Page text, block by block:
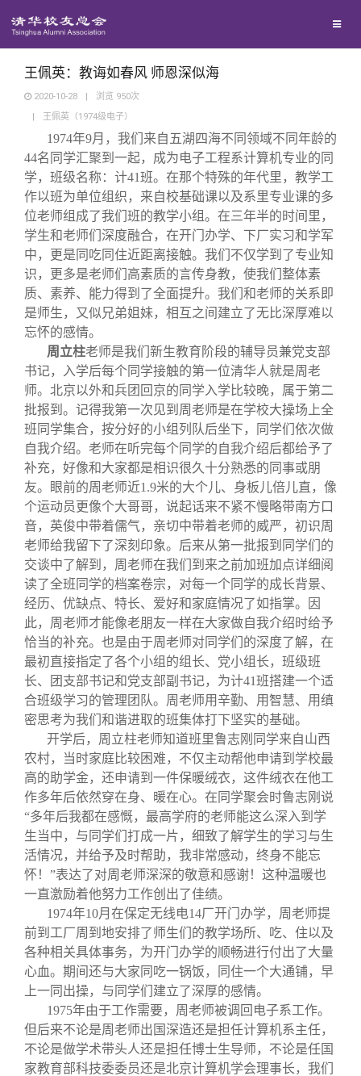
西南联大校友会
义工计划
新媒体平台
青春风采
校友讲坛
校友视界
校友服务
终身学习
信息化服务
三创大赛
实用信息
校友总会
总会简介
会长致辞
总会章程
理事会名单
制度法规
联系我们
关闭
王佩英：教诲如春风 师恩深似海
2020-10-28 | 浏览 950次
|
王佩英（1974级电子）
1974年9月，我们来自五湖四海不同领域不同年龄的
44名同学汇聚到一起，成为电子工程系计算机专业的同
学，班级名称：计41班。在那个特殊的年代里，教学工
作以班为单位组织，来自校基础课以及系里专业课的多
位老师组成了我们班的教学小组。在三年半的时间里，
学生和老师们深度融合，在开门办学、下厂实习和学军
中，更是同吃同住近距离接触。我们不仅学到了专业知
识，更多是老师们高素质的言传身教，使我们整体素
质、素养、能力得到了全面提升。我们和老师的关系即
是师生，又似兄弟姐妹，相互之间建立了无比深厚难以
忘怀的感情。
周立柱老师是我们新生教育阶段的辅导员兼党支部
书记，入学后每个同学接触的第一位清华人就是周老
师。北京以外和兵团回京的同学入学比较晚，属于第二
批报到。记得我第一次见到周老师是在学校大操场上全
班同学集合，按分好的小组列队后坐下，同学们依次做
自我介绍。老师在听完每个同学的自我介绍后都给予了
补充，好像和大家都是相识很久十分熟悉的同事或朋
友。眼前的周老师近1.9米的大个儿、身板儿倍儿直，像
个运动员更像个大哥哥，说起话来不紧不慢略带南方口
音，英俊中带着儒气，亲切中带着老师的威严，初识周
老师给我留下了深刻印象。后来从第一批报到同学们的
交谈中了解到，周老师在我们到来之前加班加点详细阅
读了全班同学的档案卷宗，对每一个同学的成长背景、
经历、优缺点、特长、爱好和家庭情况了如指掌。因
此，周老师才能像老朋友一样在大家做自我介绍时给予
恰当的补充。也是由于周老师对同学们的深度了解，在
最初直接指定了各个小组的组长、党小组长，班级班
长、团支部书记和党支部副书记，为计41班搭建一个适
合班级学习的管理团队。周老师用辛勤、用智慧、用缜
密思考为我们和谐进取的班集体打下坚实的基础。
开学后，周立柱老师知道班里鲁志刚同学来自山西
农村，当时家庭比较困难，不仅主动帮他申请到学校最
高的助学金，还申请到一件保暖绒衣，这件绒衣在他工
作多年后依然穿在身、暖在心。在同学聚会时鲁志刚说
“多年后我都在感慨，最高学府的老师能这么深入到学
生当中，与同学们打成一片，细致了解学生的学习与生
活情况，并给予及时帮助，我非常感动，终身不能忘
怀！”表达了对周老师深深的敬意和感谢！这种温暖也
一直激励着他努力工作创出了佳绩。
1974年10月在保定无线电14厂开门办学，周老师提
前到工厂周到地安排了师生们的教学场所、吃、住以及
各种相关具体事务，为开门办学的顺畅进行付出了大量
心血。期间还与大家同吃一锅饭，同住一个大通铺，早
上一同出操，与同学们建立了深厚的感情。
1975年由于工作需要，周老师被调回电子系工作。
但后来不论是周老师出国深造还是担任计算机系主任，
不论是做学术带头人还是担任博士生导师，不论是任国
家教育部科技委委员还是北京计算机学会理事长，我们